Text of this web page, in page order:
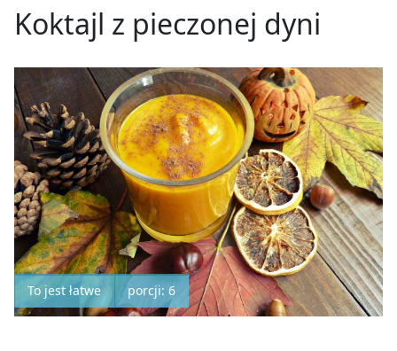
Koktajl z pieczonej dyni
To jest łatwe porcji: 6